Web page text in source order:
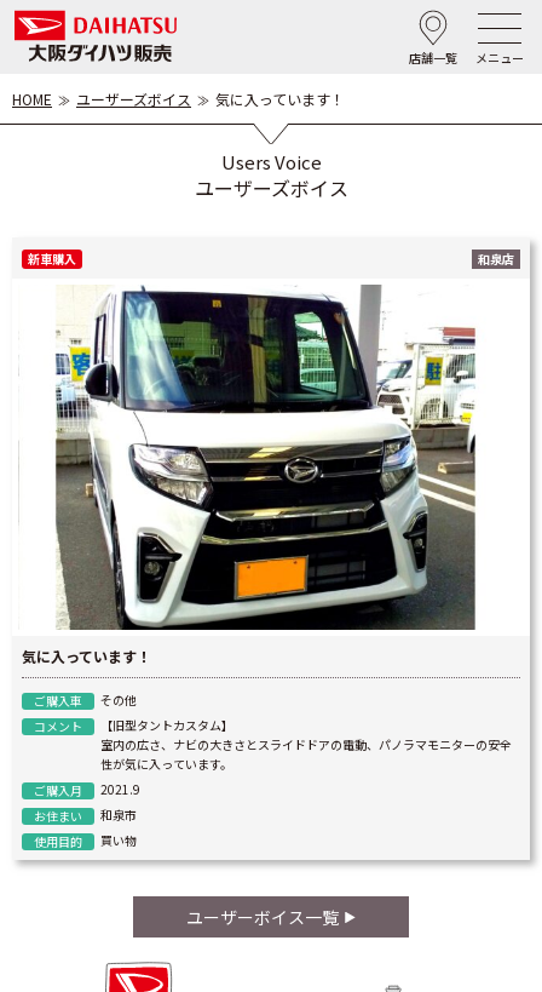
店舗一覧 メニュー
HOME ユーザーズボイス 気に入っています！
Users Voice
ユーザーズボイス
新車購入 和泉店
気に入っています！
ご購入車
その他
コメント
【旧型タントカスタム】
室内の広さ、ナビの大きさとスライドドアの電動、パノラマモニターの安全
性が気に入っています。
ご購入月
2021.9
お住まい
和泉市
使用目的
買い物
ユーザーボイス一覧